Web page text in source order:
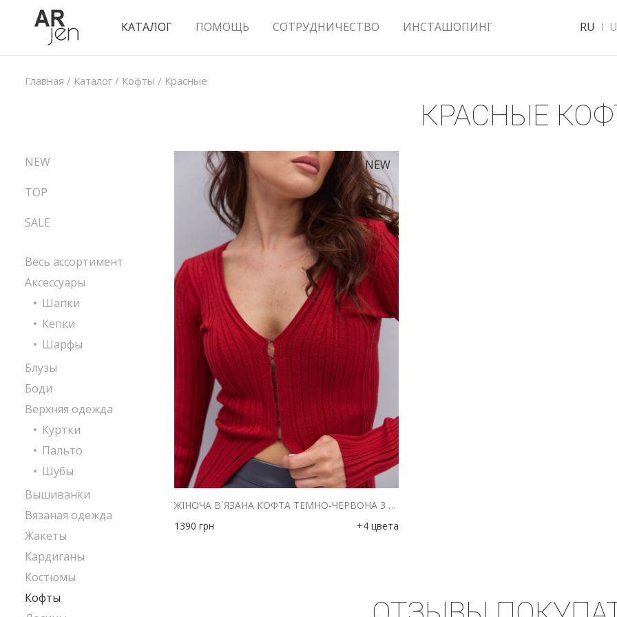
КАТАЛОГ ПОМОЩЬ СОТРУДНИЧЕСТВО ИНСТАШОПИНГ RU
Главная / Каталог / Кофты / Красные
КРАСНЫЕ
NEW
ЖІНОЧА В`ЯЗАНА КОФТА ТЕМНО-ЧЕРВОНА З ЗАСТІБКАМИ-ГАЧКАМИ
1390 грн +4 цвета
NEW
TOP
SALE
Весь ассортимент
Аксессуары
Шапки
Кепки
Шарфы
Блузы
Боди
Верхняя одежда
Куртки
Пальто
Шубы
Вышиванки
Вязаная одежда
Жакеты
Кардиганы
Костюмы
Кофты